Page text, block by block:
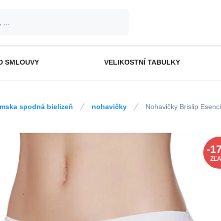
SMLOUVY VELIKOSTNÍ TABULKY
spodná bielizeň nohavičky Nohavičky Brislip
-